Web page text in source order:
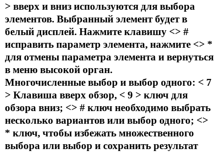
> вверх и вниз используются для выбора
элементов. Выбранный элемент будет в
белый дисплей. Нажмите клавишу <> #
исправить параметр элемента, нажмите <> *
для отмены параметра элемента и вернуться
в меню высокой орган.
Многочисленные выбор и выбор одного: < 7
> Клавиша вверх обзор, < 9 > ключ для
обзора вниз; <> # ключ необходимо выбрать
несколько вариантов или выбор одного; <>
* ключ, чтобы избежать множественного
выбора или выбор и сохранить результат